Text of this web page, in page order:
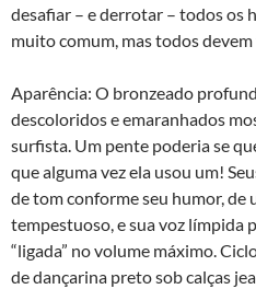
desafiar – e derrotar – todos os
muito comum, mas todos
Aparência: O bronzeado
descoloridos e emaranhados
surfista. Um pente poderia se
que alguma vez ela usou um!
de tom conforme seu humor, de
tempestuoso, e sua voz límpida
“ligada” no volume máximo.
de dançarina preto sob calças